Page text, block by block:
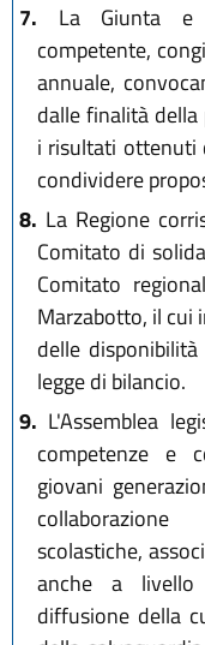
7. La Giunta e
competente,
annuale,
dalle finalità
i risultati ottenuti
condividere
8. La Regione
Comitato di
Comitato
Marzabotto, il cui
delle
legge di bilancio.
9. L'Assemblea
competenze e
giovani
scolastiche,
anche a livello
diffusione della